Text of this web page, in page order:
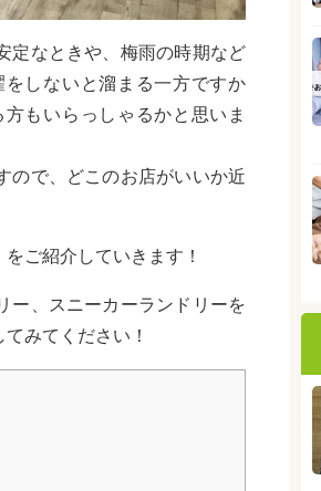
定なときや、梅雨の時期など
しないと溜まる一方ですか
もいらっしゃるかと思いま
ので、どこのお店がいいか近
ご紹介していきます！
ー、スニーカーランドリーを
みてください！